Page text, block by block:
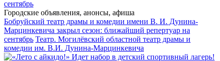
Городские объявления, анонсы, афиша
Бобруйский театр драмы и комедии имени В. И. Дунина-
Марцинкевича закрыл сезон: ближайший репертуар на
сентябрь Театр. Могилёвский областной театр драмы и
комедии им. В.И. Дунина-Марцинкевича